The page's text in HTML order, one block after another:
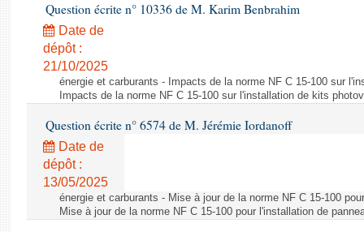
Question écrite n° 10336 de M. Karim Benbrahim
Date de
dépôt :
21/10/2025
énergie et carburants - Impacts de la norme NF C 15-100 sur
Impacts de la norme NF C 15-100 sur l'installation de kits
Question écrite n° 6574 de M. Jérémie Iordanoff
Date de
dépôt :
13/05/2025
énergie et carburants - Mise à jour de la norme NF C 15-100
Mise à jour de la norme NF C 15-100 pour l'installation de